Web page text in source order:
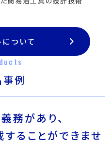
について
例
務があり、
ることができませ